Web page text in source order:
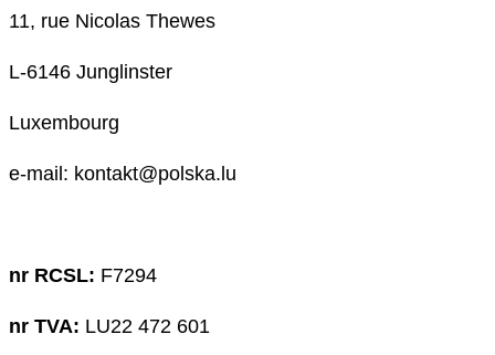
11, rue Nicolas Thewes
L-6146 Junglinster
Luxembourg
e-mail: kontakt@polska.lu
nr RCSL: F7294
nr TVA: LU22 472 601